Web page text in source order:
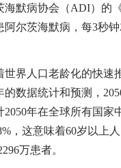
默病协会（ADI）的
阿尔茨海默病，每3秒
人口老龄化的快速
的数据统计和预测，
年在全球所有国
，这意味着60岁以上
万患者。